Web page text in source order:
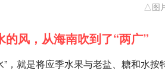
△图
的风，从海南吹到了“两广”
”，就是将应季水果与老盐、糖和水